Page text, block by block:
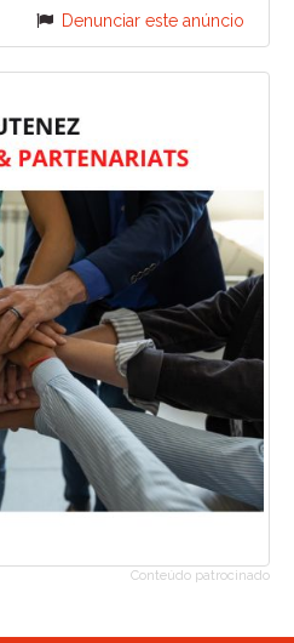
Denunciar este anúncio
Conteúdo patrocinado